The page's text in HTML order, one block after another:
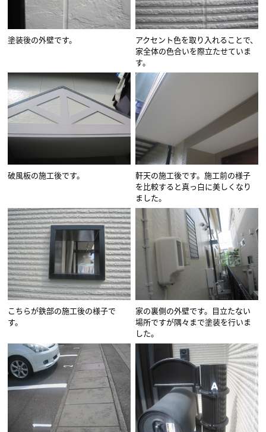
塗装後の外壁です。
アクセント色を取り入れることで、
家全体の色合いを際立たせていま
す。
破風板の施工後です。
軒天の施工後です。施工前の様子
を比較すると真っ白に美しくなり
ました。
こちらが鉄部の施工後の様子で
す。
家の裏側の外壁です。目立たない
場所ですが隅々まで塗装を行いま
した。